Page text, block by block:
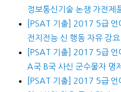
정보통신기술 논쟁 가전제
[PSAT 기출] 2017 5급 언
전지전능 신 행동 자유 강요
[PSAT 기출] 2017 5급 언
A국 B국 사신 군수물자 명
[PSAT 기출] 2017 5급 언